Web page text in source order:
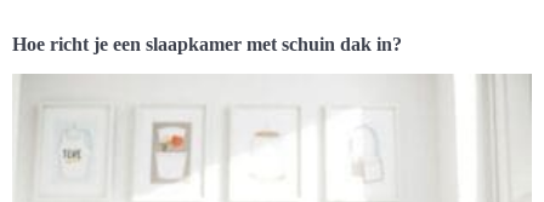
Hoe richt je een slaapkamer met schuin dak in?